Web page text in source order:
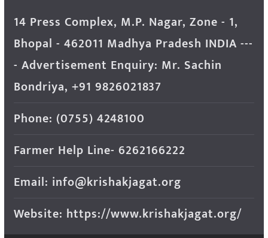
14 Press Complex, M.P. Nagar, Zone - 1,
Bhopal - 462011 Madhya Pradesh INDIA ---
- Advertisement Enquiry: Mr. Sachin
Bondriya, +91 9826021837
Phone: (0755) 4248100
Farmer Help Line- 6262166222
Email: info@krishakjagat.org
Website: https://www.krishakjagat.org/